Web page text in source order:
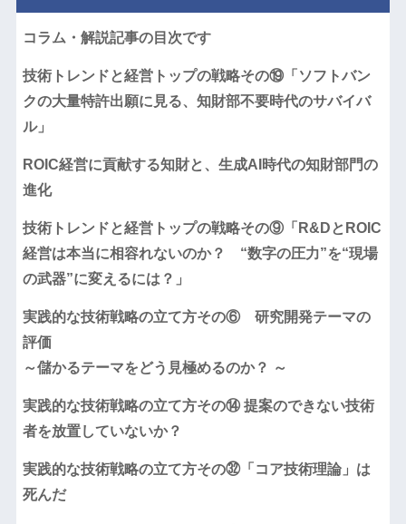
コラム・解説記事の目次です
技術トレンドと経営トップの戦略その⑲「ソフトバン
クの大量特許出願に見る、知財部不要時代のサバイバ
ル」
ROIC経営に貢献する知財と、生成AI時代の知財部門の
進化
技術トレンドと経営トップの戦略その⑨「R&DとROIC
経営は本当に相容れないのか？ “数字の圧力”を“現場
の武器”に変えるには？」
実践的な技術戦略の立て方その⑥ 研究開発テーマの
評価
～儲かるテーマをどう見極めるのか？ ～
実践的な技術戦略の立て方その⑭ 提案のできない技術
者を放置していないか？
実践的な技術戦略の立て方その㉜「コア技術理論」は
死んだ